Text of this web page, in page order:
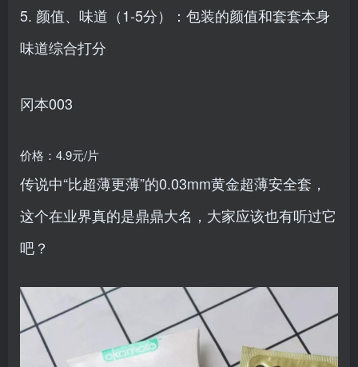
5. 颜值、味道（1-5分）：包装的颜值和套套本身
味道综合打分
冈本003
价格：4.9元/片
传说中“比超薄更薄”的0.03mm黄金超薄安全套，
这个在业界真的是鼎鼎大名，大家应该也有听过它
吧？